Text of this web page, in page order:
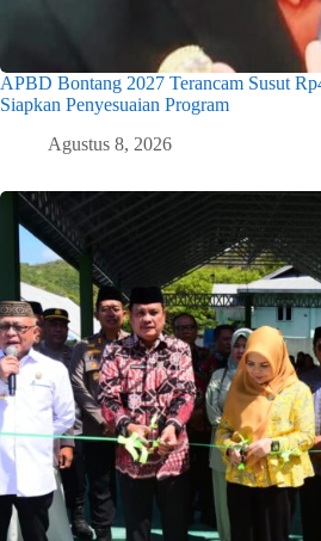
APBD Bontang 2027 Terancam Susut
Siapkan Penyesuaian Program
Agustus 8, 2026